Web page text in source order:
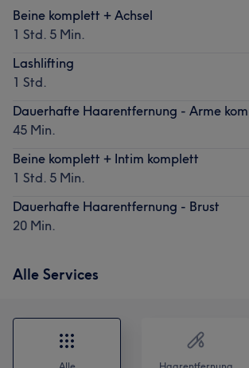
Beine komplett + Achsel
1 Std. 5 Min.
Lashlifting
1 Std.
Dauerhafte Haarentfernung - Arme
45 Min.
Beine komplett + Intim komplett
1 Std. 5 Min.
Dauerhafte Haarentfernung - Brust
20 Min.
Alle Services